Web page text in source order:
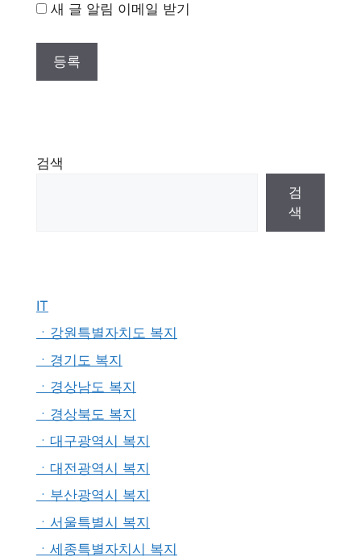
새 글 알림 이메일 받기
검색
검
색
IT
ㆍ강원특별자치도 복지
ㆍ경기도 복지
ㆍ경상남도 복지
ㆍ경상북도 복지
ㆍ대구광역시 복지
ㆍ대전광역시 복지
ㆍ부산광역시 복지
ㆍ서울특별시 복지
ㆍ세종특별자치시 복지